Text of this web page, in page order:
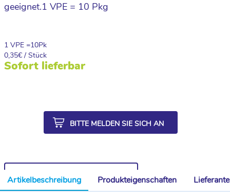
geeignet.1 VPE = 10 Pkg
1 VPE =10Pk
0,35€ / Stück
Sofort lieferbar
BITTE MELDEN SIE SICH AN
Artikelbeschreibung Produkteigenschaften